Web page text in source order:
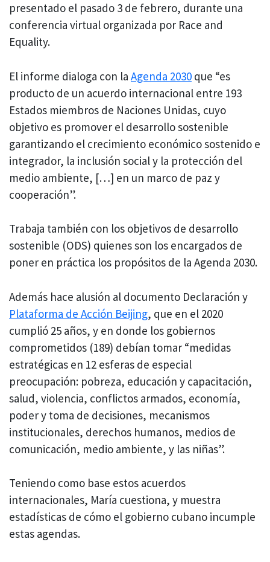
presentado el pasado 3 de febrero, durante una
conferencia virtual organizada por Race and
Equality.
El informe dialoga con la Agenda 2030 que “es
producto de un acuerdo internacional entre 193
Estados miembros de Naciones Unidas, cuyo
objetivo es promover el desarrollo sostenible
garantizando el crecimiento económico sostenido e
integrador, la inclusión social y la protección del
medio ambiente, […] en un marco de paz y
cooperación”.
Trabaja también con los objetivos de desarrollo
sostenible (ODS) quienes son los encargados de
poner en práctica los propósitos de la Agenda 2030.
Además hace alusión al documento Declaración y
Plataforma de Acción Beijing, que en el 2020
cumplió 25 años, y en donde los gobiernos
comprometidos (189) debían tomar “medidas
estratégicas en 12 esferas de especial
preocupación: pobreza, educación y capacitación,
salud, violencia, conflictos armados, economía,
poder y toma de decisiones, mecanismos
institucionales, derechos humanos, medios de
comunicación, medio ambiente, y las niñas”.
Teniendo como base estos acuerdos
internacionales, María cuestiona, y muestra
estadísticas de cómo el gobierno cubano incumple
estas agendas.